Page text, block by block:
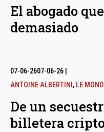
El abogado
demasiado
07-06-2607-06-26
ANTOINE ALBERTINI , LE
De un
billetera